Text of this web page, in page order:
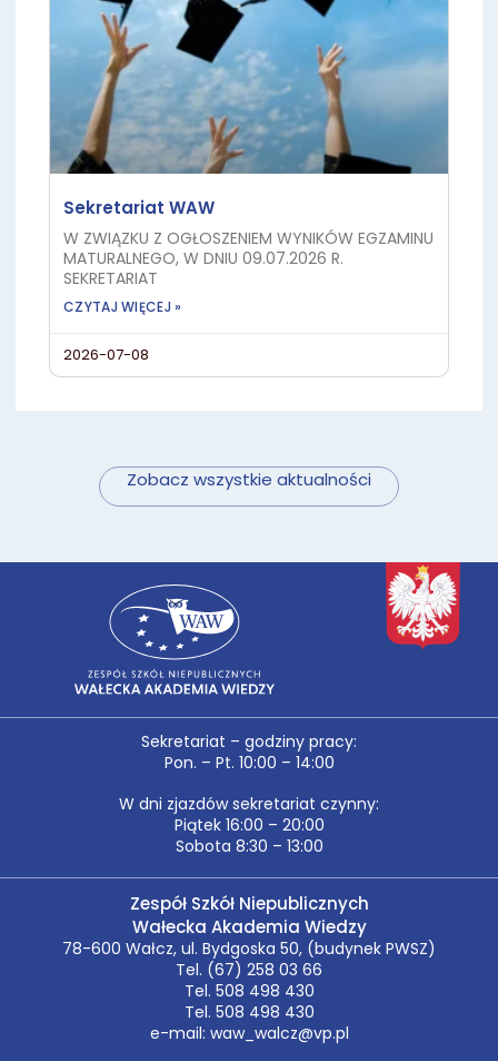
Sekretariat WAW
W ZWIĄZKU Z OGŁOSZENIEM WYNIKÓW EGZAMINU
MATURALNEGO, W DNIU 09.07.2026 R.
SEKRETARIAT
CZYTAJ WIĘCEJ »
2026-07-08
Zobacz wszystkie aktualności
Sekretariat – godziny pracy:
Pon. – Pt. 10:00 – 14:00
W dni zjazdów sekretariat czynny:
Piątek 16:00 – 20:00
Sobota 8:30 – 13:00
Zespół Szkół Niepublicznych
Wałecka Akademia Wiedzy
78-600 Wałcz, ul. Bydgoska 50, (budynek PWSZ)
Tel. (67) 258 03 66
Tel. 508 498 430
Tel. 508 498 430
e-mail: waw_walcz@vp.pl